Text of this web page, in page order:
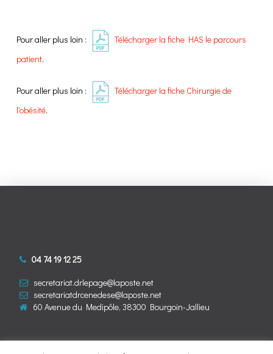
Pour aller plus loin :
Télécharger la fiche HAS le parcours
patient.
Pour aller plus loin :
Télécharger la fiche Chirurgie de
l'obésité.
04 74 19 12 25
secretariat.drlepage@laposte.net
secretariatdrcenedese@laposte.net
60 Avenue du Medipôle, 38300 Bourgoin-Jallieu